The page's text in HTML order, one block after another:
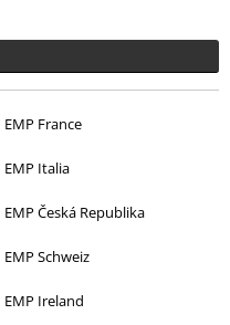
EMP France
EMP Italia
EMP Česká Republika
EMP Schweiz
EMP Ireland